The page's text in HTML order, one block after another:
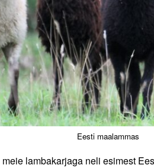
Eesti maalammas
lambakarjaga neli esimest